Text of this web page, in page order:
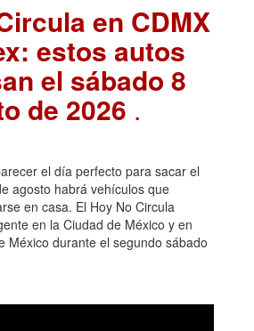
en CDMX
estos autos
el sábado 8
de 2026 .
el día perfecto para sacar el
agosto habrá vehículos que
en casa. El Hoy No Circula
en la Ciudad de México y en
México durante el segundo sábado